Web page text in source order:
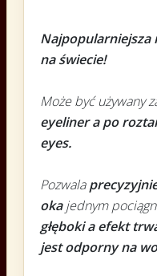
Najpopularniejsza
na świecie!
Może być używany
eyeliner a po
eyes.
Pozwala
okajednym
głęboki a efekt
jest odporny na